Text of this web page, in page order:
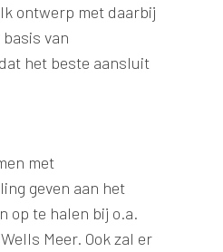
ontwerp met daarbij
van
het beste aansluit
met
geven aan het
op te halen bij o.a.
Meer. Ook zal er